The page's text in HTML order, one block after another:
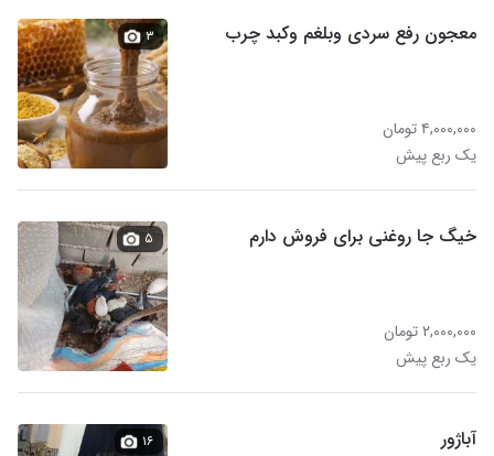
معجون رفع سردی وبلغم وکبد چرب
۴,۰۰۰,۰۰۰ تومان
یک ربع پیش
۳
خیگ جا روغنی برای فروش دارم
۲,۰۰۰,۰۰۰ تومان
یک ربع پیش
۵
آباژور ۱۶